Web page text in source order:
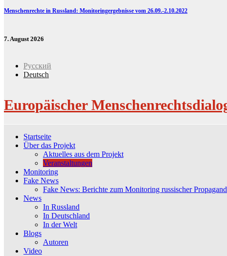
Menschenrechte in Russland: Monitoringergebnisse vom 26.09.-2.10.2022
7. August 2026
Русский
Deutsch
Europäischer
Startseite
Über das Projekt
Aktuelles aus dem Projekt
Veranstaltungen
Monitoring
Fake News
Fake News: Berichte zum Monitoring russischer
News
In Russland
In Deutschland
In der Welt
Blogs
Autoren
Video